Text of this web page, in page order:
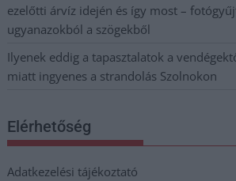
ezelőtti árvíz idején és így most –
ugyanazokból a szögekből
Ilyenek eddig a tapasztalatok a
miatt ingyenes a strandolás Szolnokon
Elérhetőség
Adatkezelési tájékoztató